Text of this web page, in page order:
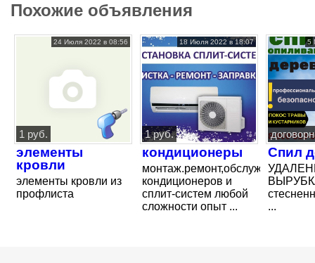
Похожие объявления
24 Июля 2022 в 08:56
1 руб.
элементы
кровли
элементы кровли из
профлиста
18 Июля 2022 в 18:07
1 руб.
кондиционеры
кондиционеров и
сплит-систем любой
сложности опыт ...
5
Спил
...